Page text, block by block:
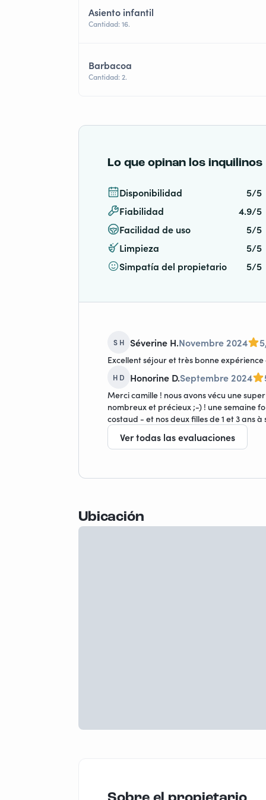
Asiento infantil
Cantidad: 16.
Barbacoa
Cantidad: 2.
Lo que opinan los inquilinos
Disponibilidad
5/5
Fiabilidad
4.9/5
Facilidad de uso
5/5
Limpieza
5/5
Simpatía del propietario
5/5
S H Séverine H.Novembre 2024
Excellent séjour et très bonne
H D Honorine D.Septembre 2024
Merci camille ! nous avons vécu une
nombreux et précieux ;-) ! une semaine
costaud - et nos deux filles de 1 et 3 ans
Ver todas las evaluaciones
Ubicación